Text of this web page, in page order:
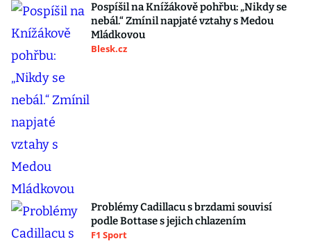
Pospíšil na Knížákově pohřbu: „Nikdy se
nebál.“ Zmínil napjaté vztahy s Medou
Mládkovou
Blesk.cz
Problémy Cadillacu s brzdami souvisí
podle Bottase s jejich chlazením
F1 Sport